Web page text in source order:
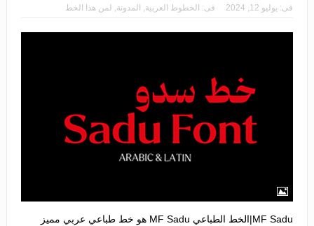
فى: يوليو 12, 2024 فى: الخطوط العربية, المدونة, لمن هذا الخط
MF Sadu|الخط الطباعي MF Sadu هو خط طباعي عربي مميز